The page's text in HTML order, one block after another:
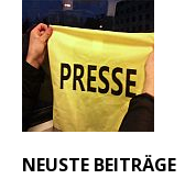
NEUSTE BEITRÄGE